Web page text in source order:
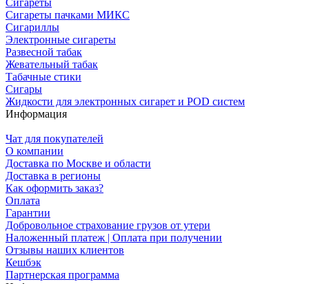
Сигареты пачками МИКС
Сигариллы
Электронные сигареты
Развесной табак
Жевательный табак
Табачные стики
Сигары
Жидкости для электронных сигарет и POD систем
Информация
Чат для покупателей
О компании
Доставка по Москве и области
Доставка в регионы
Как оформить заказ?
Оплата
Гарантии
Добровольное страхование грузов от утери
Наложенный платеж | Оплата при получении
Отзывы наших клиентов
Кешбэк
Партнерская программа